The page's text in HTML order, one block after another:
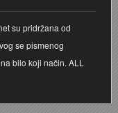
1965. godine
(epizoda)
su pridržana od
se pismenog
bilo koji način. ALL